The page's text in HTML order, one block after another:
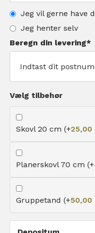
Jeg vil gerne have
Jeg henter selv
Beregn din levering*
Vælg tilbehør
Skovl 20 cm (+25,00
Planerskovl 70 cm (+
Gruppetand (+50,00